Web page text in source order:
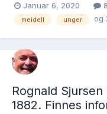
Fjaler og Askvoll i
Haraldsen frå E...
Januar 6, 2020
meidell unger og
Rognald
1882. Finnes